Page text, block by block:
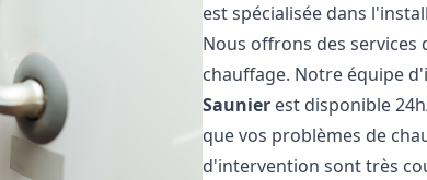
est spécialisée dans
Nous offrons des
chauffage. Notre équipe
Saunier est disponible
que vos problèmes de
d'intervention sont très